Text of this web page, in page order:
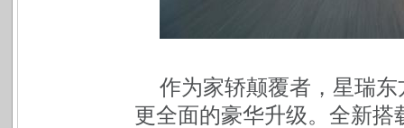
作为家轿颠覆者，星瑞
更全面的豪华升级。全新